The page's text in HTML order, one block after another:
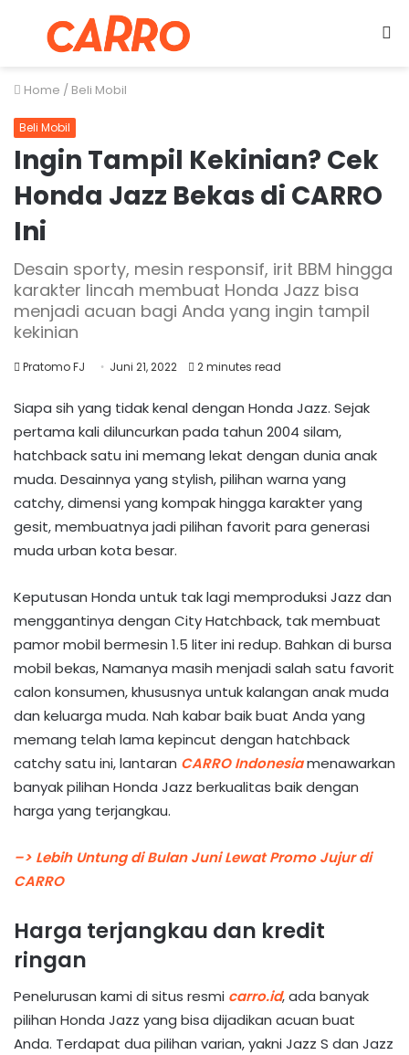
Menu
Home / Beli Mobil
Beli Mobil
Ingin Tampil Kekinian? Cek
Honda Jazz Bekas di CARRO
Ini
Desain sporty, mesin responsif, irit BBM hingga
karakter lincah membuat Honda Jazz bisa
menjadi acuan bagi Anda yang ingin tampil
kekinian
Pratomo FJ Juni 21, 2022 2 minutes read
Siapa sih yang tidak kenal dengan Honda Jazz. Sejak
pertama kali diluncurkan pada tahun 2004 silam,
hatchback satu ini memang lekat dengan dunia anak
muda. Desainnya yang stylish, pilihan warna yang
catchy, dimensi yang kompak hingga karakter yang
gesit, membuatnya jadi pilihan favorit para generasi
muda urban kota besar.
Keputusan Honda untuk tak lagi memproduksi Jazz dan
menggantinya dengan City Hatchback, tak membuat
pamor mobil bermesin 1.5 liter ini redup. Bahkan di bursa
mobil bekas, Namanya masih menjadi salah satu favorit
calon konsumen, khususnya untuk kalangan anak muda
dan keluarga muda. Nah kabar baik buat Anda yang
memang telah lama kepincut dengan hatchback
catchy satu ini, lantaran CARRO Indonesiamenawarkan
banyak pilihan Honda Jazz berkualitas baik dengan
harga yang terjangkau.
–> Lebih Untung di Bulan Juni Lewat Promo Jujur di
CARRO
Harga terjangkau dan kredit
ringan
Penelurusan kami di situs resmi carro.id, ada banyak
pilihan Honda Jazz yang bisa dijadikan acuan buat
Anda. Terdapat dua pilihan varian, yakni Jazz S dan Jazz